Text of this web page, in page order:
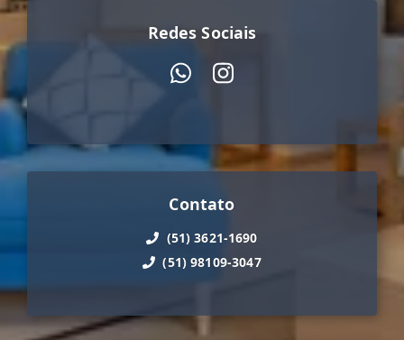
Redes Sociais
Contato
(51) 3621-1690
(51) 98109-3047